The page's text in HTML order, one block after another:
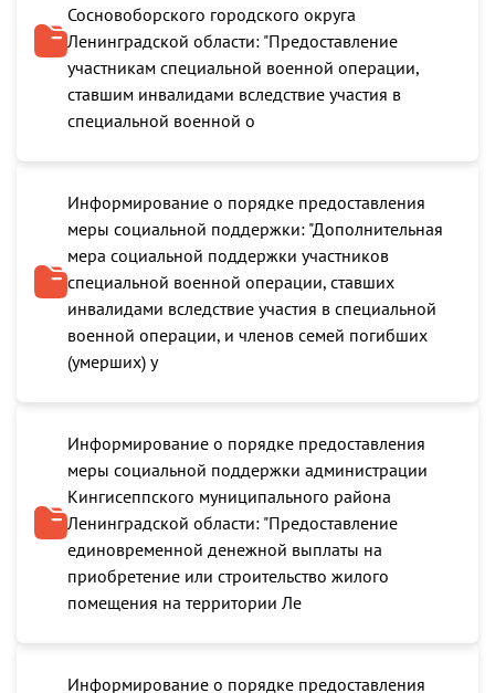
Сосновоборского городского округа
Ленинградской области: "Предоставление
участникам специальной военной операции,
ставшим инвалидами вследствие участия в
специальной военной о
Информирование о порядке предоставления
меры социальной поддержки: "Дополнительная
мера социальной поддержки участников
специальной военной операции, ставших
инвалидами вследствие участия в специальной
военной операции, и членов семей погибших
(умерших) у
Информирование о порядке предоставления
меры социальной поддержки администрации
Кингисеппского муниципального района
Ленинградской области: "Предоставление
единовременной денежной выплаты на
приобретение или строительство жилого
помещения на территории Ле
Информирование о порядке предоставления